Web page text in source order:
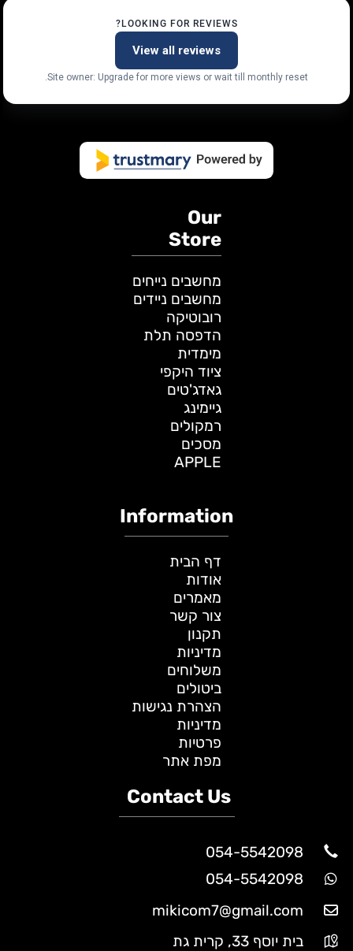
LOOKING FOR REVIEWS?
View all reviews
Site owner: Upgrade for more views or wait till monthly reset.
Our
Store
מחשבים נייחים
מחשבים ניידים
רובוטיקה
הדפסה תלת
מימדית
ציוד היקפי
גאדג'טים
גיימינג
רמקולים
מסכים
APPLE
Information
דף הבית
אודות
מאמרים
צור קשר
תקנון
מדיניות
משלוחים
ביטולים
הצהרת נגישות
מדיניות
פרטיות
מפת אתר
Contact Us
054-5542098
054-5542098
mikicom7@gmail.com
בית יוסף 33, קרית גת